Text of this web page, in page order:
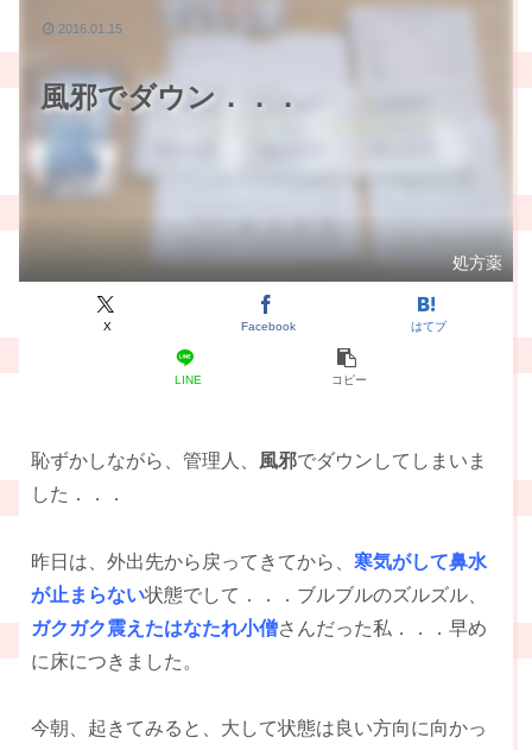
風邪でダウン．．．
処方薬
X Facebook はてブ
LINE コピー
2016.01.15
恥ずかしながら、管理人、 風邪でダウンしてしまいま
した．．．
昨日は、外出先から戻ってきてから、 寒気がして鼻水
が止まらない状態でして．．．ブルブルのズルズル、
ガクガク震えたはなたれ小僧さんだった私．．．早め
に床につきました。
今朝、起きてみると、大して状態は良い方向に向かっ